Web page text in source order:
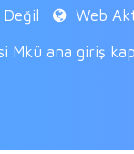
Değil
Web
Mkü ana giriş